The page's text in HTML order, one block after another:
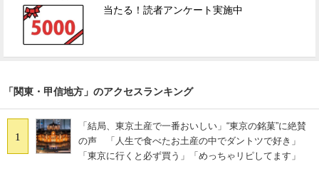
当たる！読者アンケート実施中
「関東・甲信地方」のアクセスランキング
1
「結局、東京土産で一番おいしい」“東京の銘菓”に絶賛
の声 「人生で食べたお土産の中でダントツで好き」
「東京に行くと必ず買う」「めっちゃリピしてます」